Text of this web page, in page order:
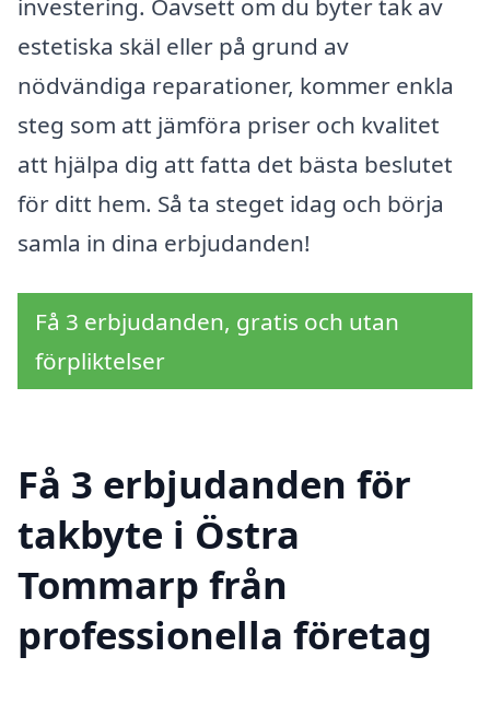
investering. Oavsett om du byter tak av
estetiska skäl eller på grund av
nödvändiga reparationer, kommer enkla
steg som att jämföra priser och kvalitet
att hjälpa dig att fatta det bästa beslutet
för ditt hem. Så ta steget idag och börja
samla in dina erbjudanden!
Få 3 erbjudanden, gratis och utan
förpliktelser
Få 3 erbjudanden för
takbyte i Östra
Tommarp från
professionella företag